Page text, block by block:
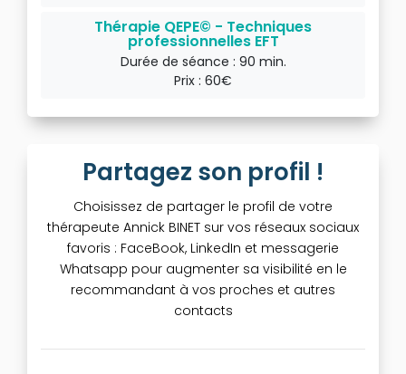
Thérapie QEPE© - Techniques
professionnelles EFT
Durée de séance : 90 min.
Prix : 60€
Partagez son profil !
Choisissez de partager le profil de votre
thérapeute Annick BINET sur vos réseaux sociaux
favoris : FaceBook, LinkedIn et messagerie
Whatsapp pour augmenter sa visibilité en le
recommandant à vos proches et autres
contacts